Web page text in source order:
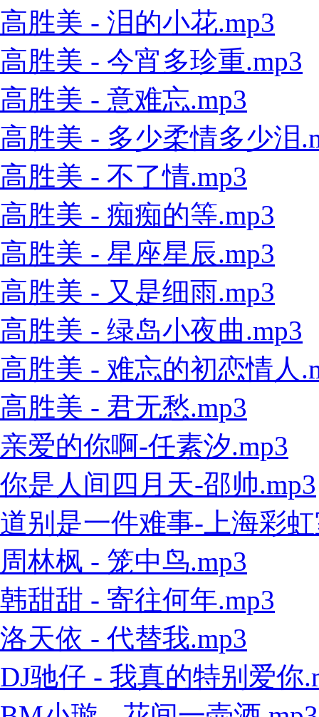
高胜美 - 泪的小花.mp3
高胜美 - 今宵多珍重.mp3
高胜美 - 意难忘.mp3
高胜美 - 多少柔情多少泪
高胜美 - 不了情.mp3
高胜美 - 痴痴的等.mp3
高胜美 - 星座星辰.mp3
高胜美 - 又是细雨.mp3
高胜美 - 绿岛小夜曲.mp3
高胜美 - 难忘的初恋情人
高胜美 - 君无愁.mp3
亲爱的你啊-任素汐.mp3
你是人间四月天-邵帅.mp3
道别是一件难事-上海彩
周林枫 - 笼中鸟.mp3
韩甜甜 - 寄往何年.mp3
洛天依 - 代替我.mp3
DJ驰仔 - 我真的特别爱你